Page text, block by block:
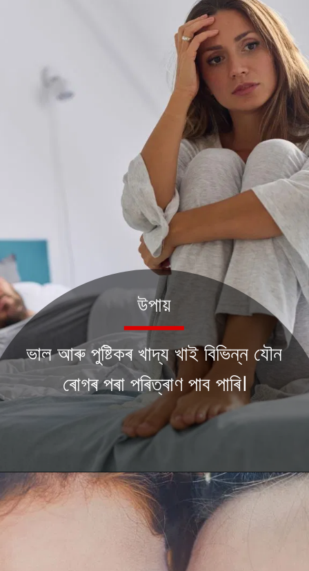
ভাল আৰু পুষ্টিকৰ খাদ্য খাই বিভিন্ন যৌন
ৰোগৰ পৰা পৰিত্ৰাণ পাব পাৰি।
উপায়